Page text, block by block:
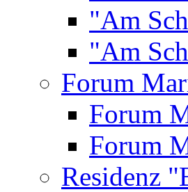
"Am
"Am
Forum
Forum
Forum
Residenz